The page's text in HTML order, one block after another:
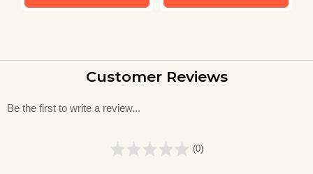
Customer Reviews
Be the first to write a review...
(0)